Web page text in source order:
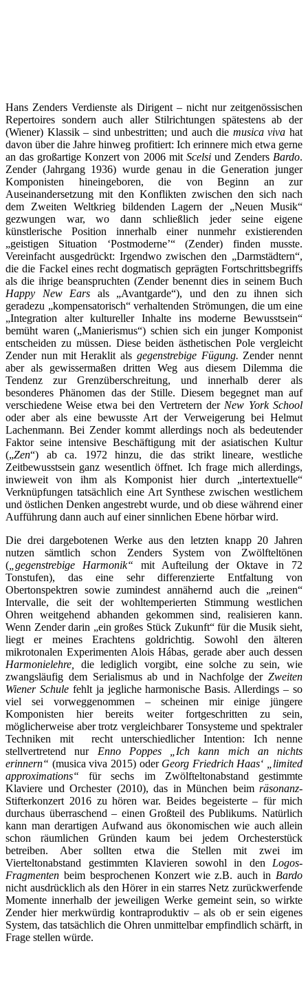
Hans Zenders Verdienste als Dirigent – nicht nur zeitgenössischen
Repertoires sondern auch aller Stilrichtungen spätestens ab der
(Wiener) Klassik – sind unbestritten; und auch die musica viva hat
davon über die Jahre hinweg profitiert: Ich erinnere mich etwa gerne
an das großartige Konzert von 2006 mit Scelsiund Zenders Bardo.
Zender (Jahrgang 1936) wurde genau in die Generation junger
Komponisten hineingeboren, die von Beginn an zur
Auseinandersetzung mit den Konflikten zwischen den sich nach
dem Zweiten Weltkrieg bildenden Lagern der „Neuen Musik“
gezwungen war, wo dann schließlich jeder seine eigene
künstlerische Position innerhalb einer nunmehr existierenden
„geistigen Situation ‘Postmoderne’“ (Zender) finden musste.
Vereinfacht ausgedrückt: Irgendwo zwischen den „Darmstädtern“,
die die Fackel eines recht dogmatisch geprägten Fortschrittsbegriffs
als die ihrige beanspruchten (Zender benennt dies in seinem Buch
Happy New Ears als „Avantgarde“), und den zu ihnen sich
geradezu „kompensatorisch“ verhaltenden Strömungen, die um eine
„Integration alter kultureller Inhalte ins moderne Bewusstsein“
bemüht waren („Manierismus“) schien sich ein junger Komponist
entscheiden zu müssen. Diese beiden ästhetischen Pole vergleicht
Zender nun mit Heraklit als gegenstrebige Fügung. Zender nennt
aber als gewissermaßen dritten Weg aus diesem Dilemma die
Tendenz zur Grenzüberschreitung, und innerhalb derer als
besonderes Phänomen das der Stille. Diesem begegnet man auf
verschiedene Weise etwa bei den Vertretern der New York School
oder aber als eine bewusste Art der Verweigerung bei Helmut
Lachenmann. Bei Zender kommt allerdings noch als bedeutender
Faktor seine intensive Beschäftigung mit der asiatischen Kultur
(„Zen“) ab ca. 1972 hinzu, die das strikt lineare, westliche
Zeitbewusstsein ganz wesentlich öffnet. Ich frage mich allerdings,
inwieweit von ihm als Komponist hier durch „intertextuelle“
Verknüpfungen tatsächlich eine Art Synthese zwischen westlichem
und östlichen Denken angestrebt wurde, und ob diese während einer
Aufführung dann auch auf einer sinnlichen Ebene hörbar wird.
Die drei dargebotenen Werke aus den letzten knapp 20 Jahren
nutzen sämtlich schon Zenders System von Zwölfteltönen
( „gegenstrebige Harmonik“ mit Aufteilung der Oktave in 72
Tonstufen), das eine sehr differenzierte Entfaltung von
Obertonspektren sowie zumindest annähernd auch die „reinen“
Intervalle, die seit der wohltemperierten Stimmung westlichen
Ohren weitgehend abhanden gekommen sind, realisieren kann.
Wenn Zender darin „ein großes Stück Zukunft“ für die Musik sieht,
liegt er meines Erachtens goldrichtig. Sowohl den älteren
mikrotonalen Experimenten Alois Hábas, gerade aber auch dessen
Harmonielehre, die lediglich vorgibt, eine solche zu sein, wie
zwangsläufig dem Serialismus ab und in Nachfolge der Zweiten
Wiener Schule fehlt ja jegliche harmonische Basis. Allerdings – so
viel sei vorweggenommen – scheinen mir einige jüngere
Komponisten hier bereits weiter fortgeschritten zu sein,
möglicherweise aber trotz vergleichbarer Tonsysteme und spektraler
Techniken mit recht unterschiedlicher Intention: Ich nenne
stellvertretend nur Enno Poppes „Ich kann mich an nichts
erinnern“ (musica viva 2015) oder Georg Friedrich Haas‘ „limited
approximations“für sechs im Zwölfteltonabstand gestimmte
Klaviere und Orchester (2010), das in München beim räsonanz-
Stifterkonzert 2016 zu hören war. Beides begeisterte – für mich
durchaus überraschend – einen Großteil des Publikums. Natürlich
kann man derartigen Aufwand aus ökonomischen wie auch allein
schon räumlichen Gründen kaum bei jedem Orchesterstück
betreiben. Aber sollten etwa die Stellen mit zwei im
Vierteltonabstand gestimmten Klavieren sowohl in den Logos-
Fragmenten beim besprochenen Konzert wie z.B. auch in Bardo
nicht ausdrücklich als den Hörer in ein starres Netz zurückwerfende
Momente innerhalb der jeweiligen Werke gemeint sein, so wirkte
Zender hier merkwürdig kontraproduktiv – als ob er sein eigenes
System, das tatsächlich die Ohren unmittelbar empfindlich schärft, in
Frage stellen würde.